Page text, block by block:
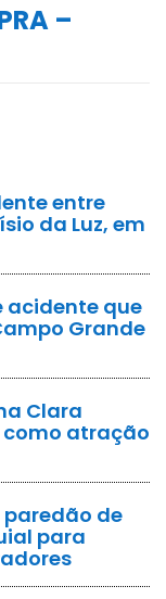
–
entre
da Luz, em
acidente que
Grande
Clara
como atração
paredão de
para